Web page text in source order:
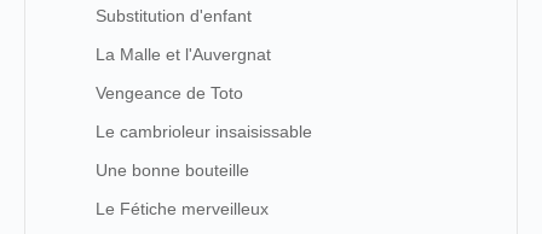
Substitution d'enfant
La Malle et l'Auvergnat
Vengeance de Toto
Le cambrioleur insaisissable
Une bonne bouteille
Le Fétiche merveilleux